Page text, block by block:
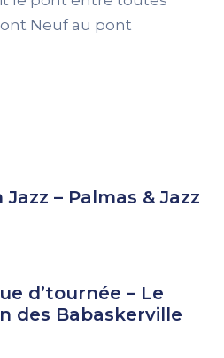
Neuf au pont
– Palmas & Jazz
d’tournée – Le
des Babaskerville